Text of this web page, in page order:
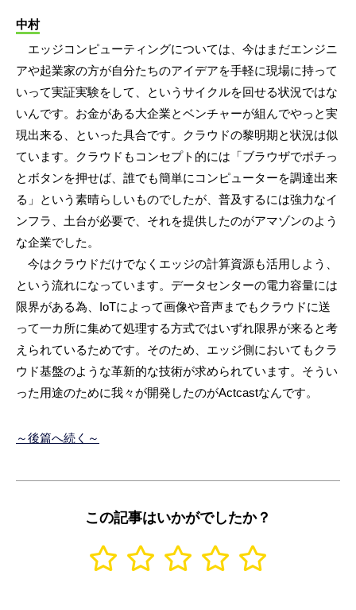
中村
エッジコンピューティングについては、今はまだエンジニ
アや起業家の方が自分たちのアイデアを手軽に現場に持って
いって実証実験をして、というサイクルを回せる状況ではな
いんです。お金がある大企業とベンチャーが組んでやっと実
現出来る、といった具合です。クラウドの黎明期と状況は似
ています。クラウドもコンセプト的には「ブラウザでポチっ
とボタンを押せば、誰でも簡単にコンピューターを調達出来
る」という素晴らしいものでしたが、普及するには強力なイ
ンフラ、土台が必要で、それを提供したのがアマゾンのよう
な企業でした。
今はクラウドだけでなくエッジの計算資源も活用しよう、
という流れになっています。データセンターの電力容量には
限界がある為、IoTによって画像や音声までもクラウドに送
って一カ所に集めて処理する方式ではいずれ限界が来ると考
えられているためです。そのため、エッジ側においてもクラ
ウド基盤のような革新的な技術が求められています。そうい
った用途のために我々が開発したのがActcastなんです。
～後篇へ続く～
この記事はいかがでしたか？